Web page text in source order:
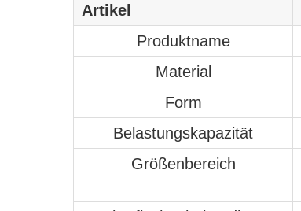
Artikel
Produktname
Material
Form
Belastungskapazität
Größenbereich